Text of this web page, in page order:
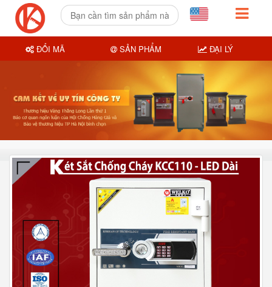
ĐỔI MÃ SẢN PHẨM ĐẠI LÝ